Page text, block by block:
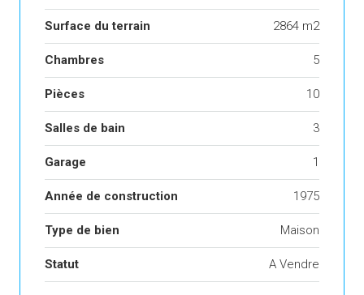
Surface du terrain 2864 m2
Chambres 5
Pièces 10
Salles de bain 3
Garage 1
Année de construction 1975
Type de bien Maison
Statut A Vendre